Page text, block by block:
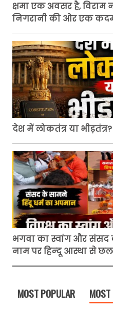
क्षमा एक अवसर है,
निगरानी की ओर एक
देश में लोकतंत्र या भीड़तंत्र?
भगवा का स्वांग और संसद
नाम पर हिन्‍दू आस्था से
MOST POPULAR MOST